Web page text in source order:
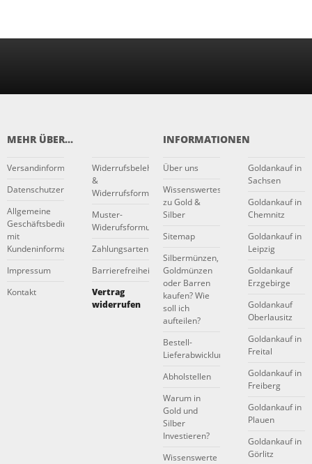
MEHR ÜBER...
Versandinformationen
Datenschutzerklärung
Allgemeine
Geschäftsbedingungen
mit
Kundeninformationen
Impressum
Kontakt
Widerrufsbelehrung
&
Widerrufsformular
Muster-
Widerufsformular
Zahlungsarten
Barrierefreiheitserklärung
Vertrag
widerrufen
INFORMATIONEN
Über uns
Wissenswertes
zu Gold &
Silber
Sitemap
Silbermünzen,
Goldmünzen
oder Barren
kaufen? Wie
soll ich
aufteilen?
Bestell-
Lieferabwicklung
Abholstellen
Warum in
Gold und
Silber
Investieren?
Wissenswerte
Goldankauf in
Sachsen
Goldankauf in
Chemnitz
Goldankauf in
Leipzig
Goldankauf
Erzgebirge
Goldankauf
Oberlausitz
Goldankauf in
Freital
Goldankauf in
Freiberg
Goldankauf in
Plauen
Goldankauf in
Görlitz